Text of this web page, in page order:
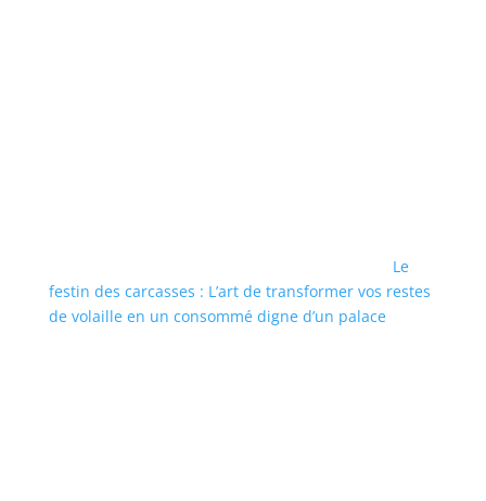
Le
festin des carcasses : L’art de transformer vos restes
de volaille en un consommé digne d’un palace